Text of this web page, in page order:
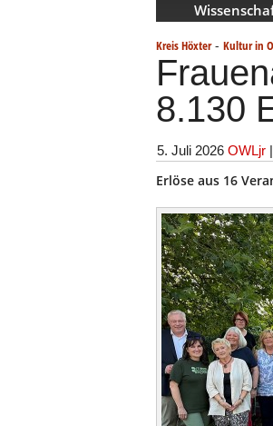
Kreis Höxter- Kultur in
8.130
5. Juli 2026 OWLjr |
Erlöse aus 16